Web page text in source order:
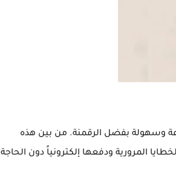
وسهولة بفضل الرقمنة. من بين هذه
المرورية ودفعها إلكترونياً دون الحاجة